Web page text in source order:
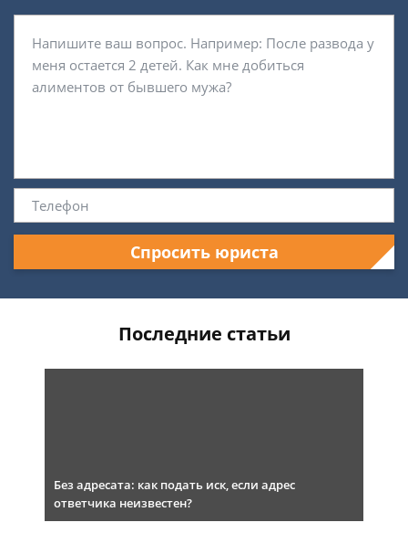
Спросить юриста
Последние статьи
Без адресата: как подать иск, если адрес
ответчика неизвестен?